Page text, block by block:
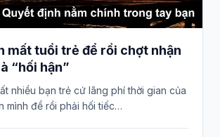
mất tuổi trẻ để rồi chợt nhận
“hối hận”
nhiều bạn trẻ cứ lãng phí thời gian của
mình để rồi phải hối tiếc…